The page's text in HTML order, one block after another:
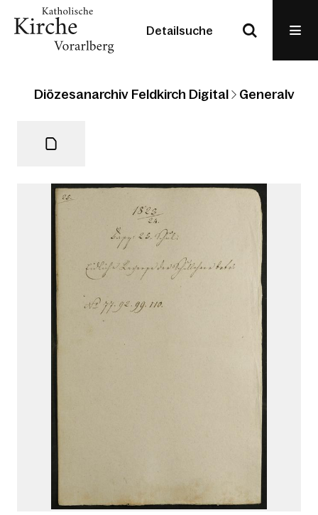
Detailsuche
Diözesanarchiv Feldkirch Digital